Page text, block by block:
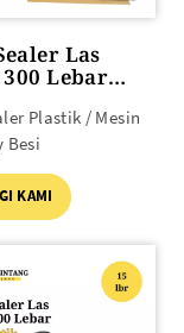
Las
Lebar
Plastik / Mesin
Besi
KAMI